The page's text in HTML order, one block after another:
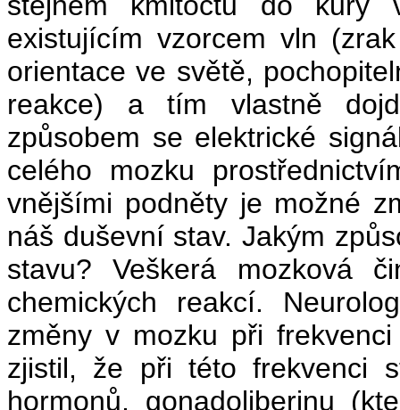
existujícím vzorcem vln
orientace ve světě,
reakce) a tím vlastně
způsobem se elektrické
celého mozku
vnějšími podněty je možné
náš duševní stav. Jakým
stavu? Veškerá mozková
chemických reakcí.
změny v mozku při
zjistil, že při této frekvenci
hormonů, gonadoliberinu